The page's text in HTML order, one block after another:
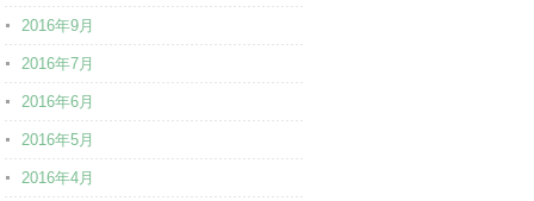
2016年9月
2016年7月
2016年6月
2016年5月
2016年4月